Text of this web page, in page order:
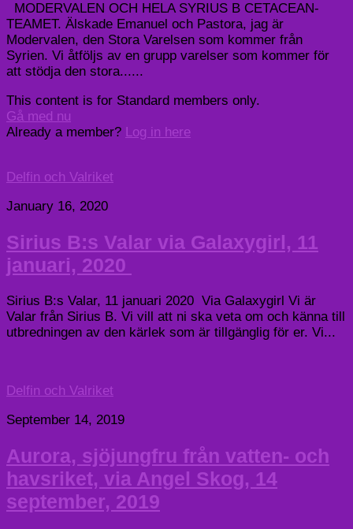
MODERVALEN OCH HELA SYRIUS B CETACEAN-
TEAMET. Älskade Emanuel och Pastora, jag är
Modervalen, den Stora Varelsen som kommer från
Syrien. Vi åtföljs av en grupp varelser som kommer för
att stödja den stora......
This content is for Standard members only.
Gå med nu
Already a member? Log in here
Delfin och Valriket
January 16, 2020
Sirius B:s Valar via Galaxygirl, 11
januari, 2020
Sirius B:s Valar, 11 januari 2020 Via Galaxygirl Vi är
Valar från Sirius B. Vi vill att ni ska veta om och känna till
utbredningen av den kärlek som är tillgänglig för er. Vi...
Delfin och Valriket
September 14, 2019
Aurora, sjöjungfru från vatten- och
havsriket, via Angel Skog, 14
september, 2019